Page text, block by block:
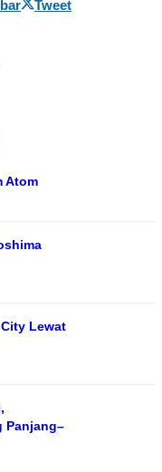
Tweet
Atom
Lewat
Panjang–